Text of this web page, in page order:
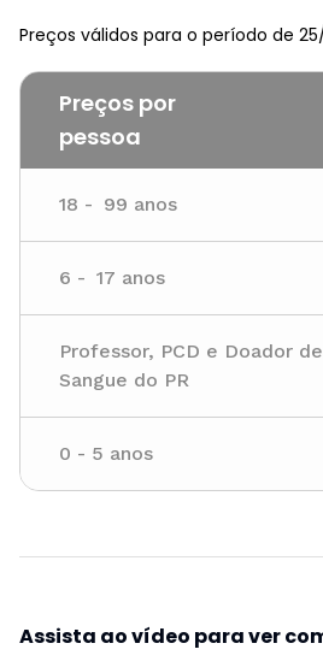
Preços válidos para o período de
Preços por
pessoa
18 - 99 anos
6 - 17 anos
Professor, PCD e Doador de
Sangue do PR
0 - 5 anos
Assista ao vídeo para ver